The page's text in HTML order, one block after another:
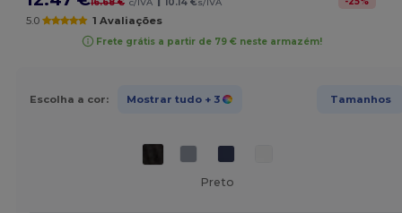
16.68 € c/IVA 10.14 €s/IVA
5.0 1 Avaliações
Frete grátis a partir de 79 € neste armazém!
Escolha a cor: Mostrar tudo + 3 Tamanhos
Preto